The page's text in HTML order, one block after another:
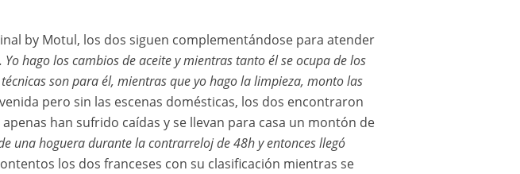
by Motul, los dos siguen complementándose para atender
hago los cambios de aceite y mientras tanto él se ocupa de los
son para él, mientras que yo hago la limpieza, monto las
pero sin las escenas domésticas, los dos encontraron
han sufrido caídas y se llevan para casa un montón de
una hoguera durante la contrarreloj de 48h y entonces llegó
los dos franceses con su clasificación mientras se